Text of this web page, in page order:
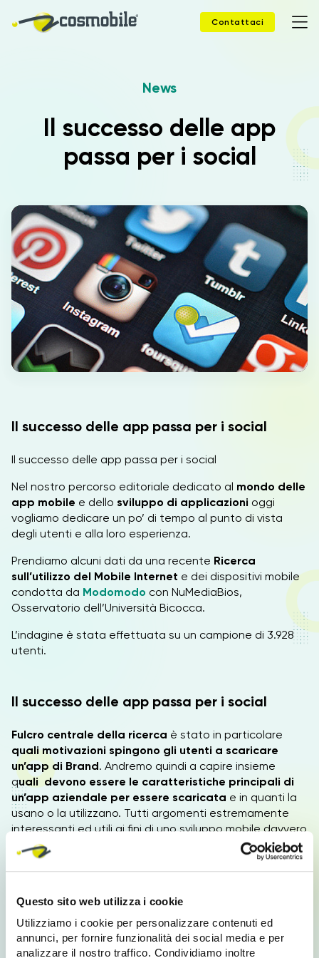
Questo sito web utilizza i cookie
Utilizziamo i cookie per personalizzare contenuti ed
annunci, per fornire funzionalità dei social media e per
analizzare il nostro traffico. Condividiamo inoltre
Contattaci
Prodotti
Soluzioni
Case Study
Webinar
Company
IT
News
Il successo delle app
passa per i social
Il successo delle app passa per i social
Il successo delle app passa per i social
Nel nostro percorso editoriale dedicato al mondo delle
app mobile e dello sviluppo di applicazioni oggi
vogliamo dedicare un po’ di tempo al punto di vista
degli utenti e alla loro esperienza.
Prendiamo alcuni dati da una recente Ricerca
sull’utilizzo del Mobile Internet e dei dispositivi mobile
condotta da Modomodo con NuMediaBios,
Osservatorio dell’Università Bicocca.
L’indagine è stata effettuata su un campione di 3.928
utenti.
Il successo delle app passa per i social
Fulcro centrale della ricerca è stato in particolare
quali motivazioni spingono gli utenti a scaricare
un’app di Brand. Andremo quindi a capire insieme
quali devono essere le caratteristiche principali di
un’app aziendale per essere scaricata e in quanti la
usano o la utilizzano. Tutti argomenti estremamente
interessanti ed utili ai fini di uno sviluppo mobile davvero
efficace.
Fra leprincipali motivazioniche invogliano gli utenti a
“funzionalità social e mobile”, il 38,2 % degli italiani
ritengono infatti molto utile in particolare la possibilità
di poter interagire con i social network ed il 41% afferma
che la presenza di un collegamento diretto in un’app di